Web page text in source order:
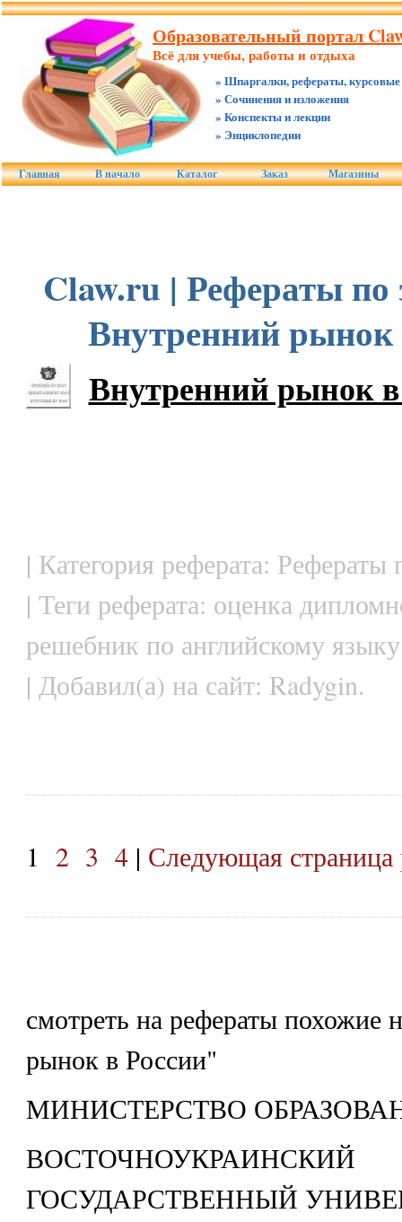
Образовательный портал
Всё для учебы, работы и отдыха
» Шпаргалки, рефераты, курсовые
» Сочинения и изложения
» Конспекты и лекции
» Энциклопедии
Главная В начало Каталог Заказ Магазины
Claw.ru | Рефераты по
Внутренний рынок
Внутренний рынок
| Категория реферата: Рефераты
| Теги реферата: оценка
решебник по английскому языку
| Добавил(а) на сайт: Radygin.
1 2 3 4| Следующая страница
смотреть на рефераты похожие
рынок в России"
МИНИСТЕРСТВО
ВОСТОЧНОУКРАИНСКИЙ
ГОСУДАРСТВЕННЫЙ